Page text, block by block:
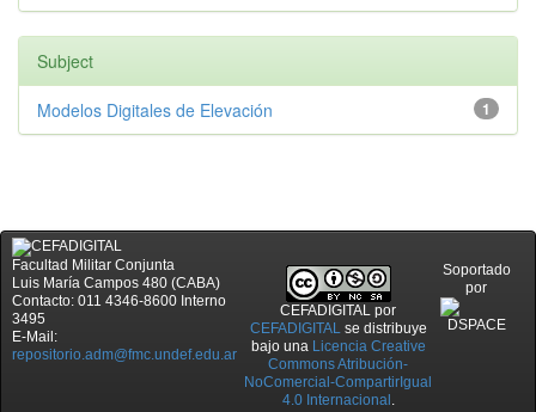
Subject
1
Modelos Digitales de Elevación
Facultad Militar Conjunta
Luis María Campos 480 (CABA)
Contacto: 011 4346-8600 Interno
3495
E-Mail:
repositorio.adm@fmc.undef.edu.ar
CEFADIGITAL por
CEFADIGITALse distribuye
bajo una Licencia Creative
Commons Atribución-
NoComercial-CompartirIgual
4.0 Internacional .
Soportado
por